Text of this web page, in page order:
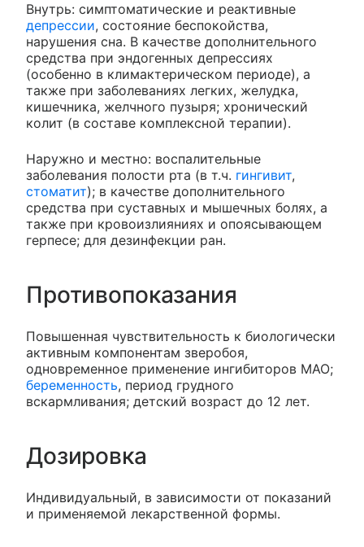
Внутрь: симптоматические и реактивные
депрессии, состояние беспокойства,
нарушения сна. В качестве дополнительного
средства при эндогенных депрессиях
(особенно в климактерическом периоде), а
также при заболеваниях легких, желудка,
кишечника, желчного пузыря; хронический
колит (в составе комплексной терапии).
Наружно и местно: воспалительные
заболевания полости рта (в т.ч. гингивит,
стоматит); в качестве дополнительного
средства при суставных и мышечных болях, а
также при кровоизлияниях и опоясывающем
герпесе; для дезинфекции ран.
Противопоказания
Повышенная чувствительность к биологически
активным компонентам зверобоя,
одновременное применение ингибиторов МАО;
беременность, период грудного
вскармливания; детский возраст до 12 лет.
Дозировка
Индивидуальный, в зависимости от показаний
и применяемой лекарственной формы.